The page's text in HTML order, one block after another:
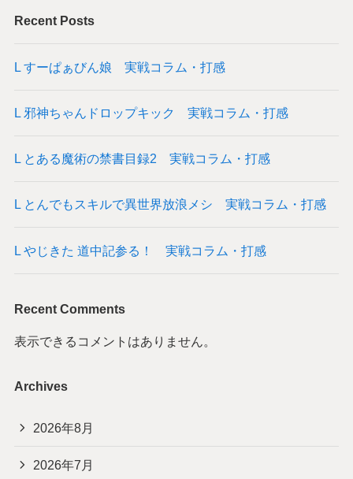
Recent Posts
L すーぱぁびん娘 実戦コラム・打感
L 邪神ちゃんドロップキック 実戦コラム・打感
L とある魔術の禁書目録2 実戦コラム・打感
L とんでもスキルで異世界放浪メシ 実戦コラム・打感
L やじきた 道中記参る！ 実戦コラム・打感
Recent Comments
表示できるコメントはありません。
Archives
2026年8月
2026年7月